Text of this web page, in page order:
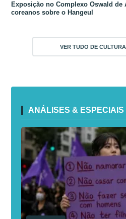
Exposição no Complexo Oswald
coreanos sobre o Hangeul
VER TUDO DE
ANÁLISES & ESPECIAIS